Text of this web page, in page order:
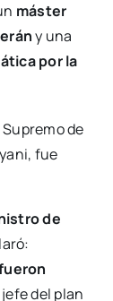
máster
y una
por la
de
del plan